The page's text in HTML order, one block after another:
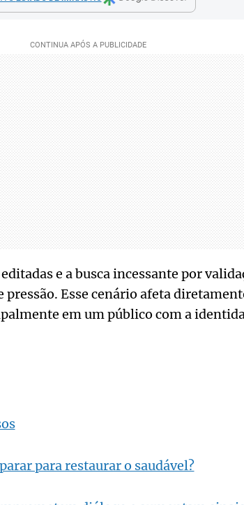
e a busca incessante por
Esse cenário afeta
em um público com a
para restaurar o saudável?